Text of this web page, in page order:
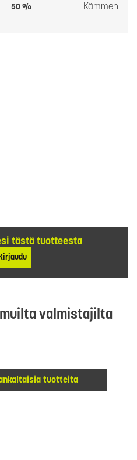
50 % Kämmen
tästä tuotteesta
valmistajilta
tuotteita